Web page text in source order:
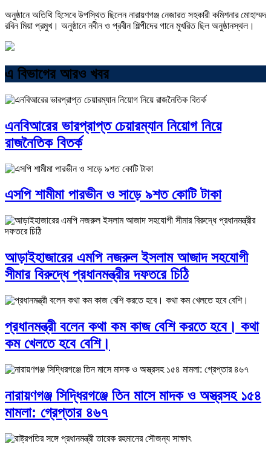
অনুষ্ঠানে অতিথি হিসেবে উপস্থিত ছিলেন নারায়ণগঞ্জ নেজারত সহকারী কমিশনার মোহাম্মদ
রবিন মিয়া প্রমুখ। অনুষ্ঠানে নবীন ও প্রবীন শিল্পীদের গানে মুখরিত ছিল অনুষ্ঠানস্থল।
এ বিভাগের আরও খবর
এনবিআরের ভারপ্রাপ্ত চেয়ারম্যান নিয়োগ নিয়ে
রাজনৈতিক বিতর্ক
এসপি শামীমা পারভীন ও সাড়ে ৯শত কোটি টাকা
আড়াইহাজারের এমপি নজরুল ইসলাম আজাদ সহযোগী
সীমার বিরুদ্ধে প্রধানমন্ত্রীর দফতরে চিঠি
প্রধানমন্ত্রী বলেন কথা কম কাজ বেশি করতে হবে। কথা
কম খেলতে হবে বেশি।
নারায়ণগঞ্জ সিদ্ধিরগঞ্জে তিন মাসে মাদক ও অস্ত্রসহ ১৫৪
মামলা: গ্রেপ্তার ৪৬৭